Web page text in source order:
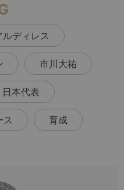
ディレス
市川大祐
日本代表
ス 育成